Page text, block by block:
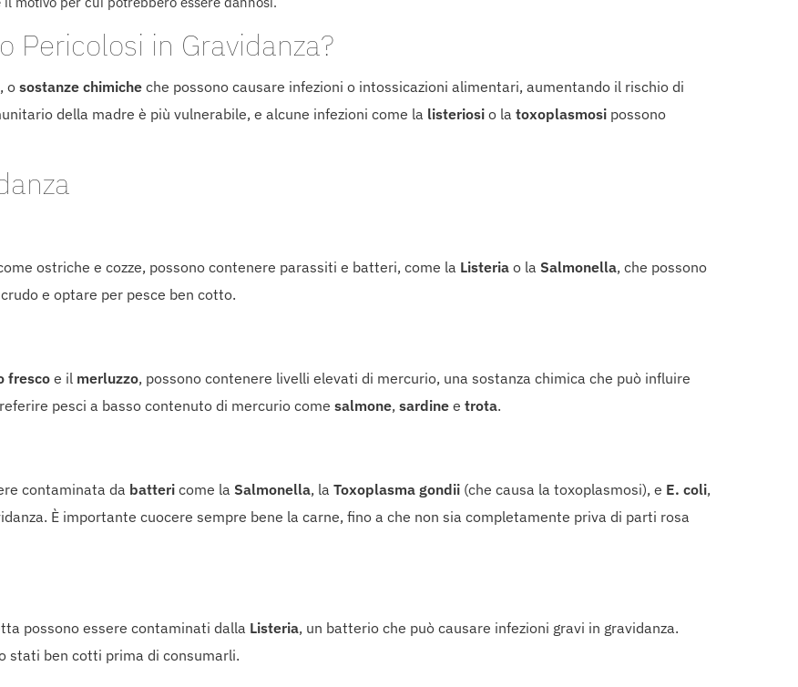
Pericolosi in Gravidanza?
, o sostanze chimiche che possono causare infezioni o intossicazioni alimentari, aumentando il rischio di
della madre è più vulnerabile, e alcune infezioni come la listeriosi o la toxoplasmosi possono
ostriche e cozze, possono contenere parassiti e batteri, come la Listeria o la Salmonella, che possono
e optare per pesce ben cotto.
frescoe il merluzzo, possono contenere livelli elevati di mercurio, una sostanza chimica che può influire
pesci a basso contenuto di mercurio come salmone, sardine e trota.
contaminata da batteri come la Salmonella, la Toxoplasma gondii (che causa la toxoplasmosi), e E. coli,
È importante cuocere sempre bene la carne, fino a che non sia completamente priva di parti rosa
possono essere contaminati dalla Listeria, un batterio che può causare infezioni gravi in gravidanza.
stati ben cotti prima di consumarli.